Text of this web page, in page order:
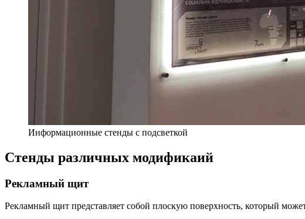
Информационные стенды с подсветкой
Стенды различных модификаий
Рекламный щит
Рекламный щит представляет собой плоскую поверхность, который